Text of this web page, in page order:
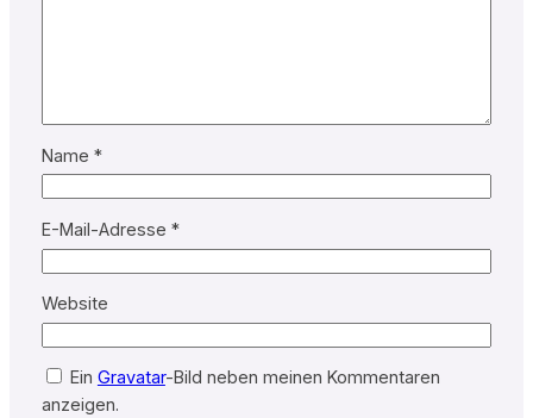
Name *
E-Mail-Adresse *
Website
Ein Gravatar-Bild neben meinen Kommentaren
anzeigen.